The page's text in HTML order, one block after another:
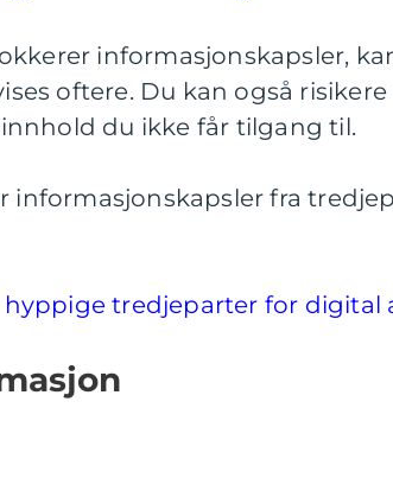
informasjonskapsler,
oftere. Du kan også
du ikke får tilgang til.
informasjonskapsler fra
hyppige tredjeparter for digital